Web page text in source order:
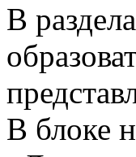
В
В блоке